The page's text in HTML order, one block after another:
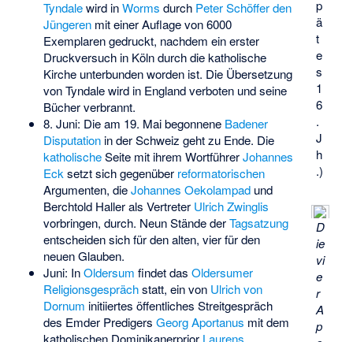
p
ä
t
e
s
1
6
.
J
h
.)
D
ie
vi
e
r
A
p
Tyndalewird inWorms durch Peter Schöffer den
Jüngerenmit einer Auflage von 6000
Exemplaren gedruckt, nachdem ein erster
Druckversuch in Köln durch die katholische
Kirche unterbunden worden ist. Die Übersetzung
von Tyndale wird in England verboten und seine
Bücher verbrannt.
8. Juni: Die am 19. Mai begonnene Badener
Disputationin der Schweiz geht zu Ende. Die
katholischeSeite mit ihrem WortführerJohannes
Eck setzt sich gegenüber reformatorischen
Argumenten, dieJohannes Oekolampadund
Berchtold Hallerals Vertreter Ulrich Zwinglis
vorbringen, durch. Neun Stände derTagsatzung
entscheiden sich für den alten, vier für den
neuen Glauben.
Juni: InOldersum findet das Oldersumer
Religionsgesprächstatt, ein von Ulrich von
Dornum initiiertes öffentliches Streitgespräch
des Emder Predigers Georg Aportanus mit dem
katholischen Dominikanerprior Laurens